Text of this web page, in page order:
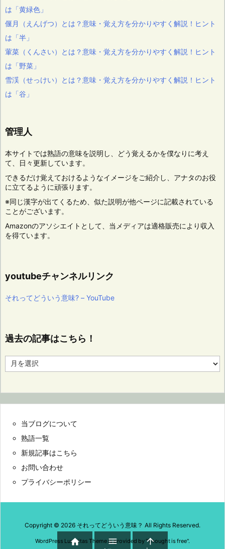
は「黄緑色」
偃月（えんげつ）とは？意味・覚え方を分かりやすく解説！ヒント
は「半」
葷菜（くんさい）とは？意味・覚え方を分かりやすく解説！ヒント
は「野菜」
雪渓（せっけい）とは？意味・覚え方を分かりやすく解説！ヒント
は「谷」
管理人
本サイトでは熟語の意味を説明し、どう覚えるかを僕なりに考え
て、日々更新しています。
できるだけ覚えておけるようなイメージをご紹介し、アナタのお役
に立てるように頑張ります。
※同じ漢字が出てくるため、似た説明が他ページに記載されている
ことがございます。
Amazonのアソシエイトとして、当メディアは適格販売により収入
を得ています。
youtubeチャンネルリンク
それってどういう意味? – YouTube
過去の記事はこちら！
去
ら！
当ブログについて
熟語一覧
新規記事はこちら
お問い合わせ
プライバシーポリシー
Copyright © 2026 それってどういう意味？ All Rights Reserved.
WordPress Luxeritas Theme is provided by "Thought is free".
  